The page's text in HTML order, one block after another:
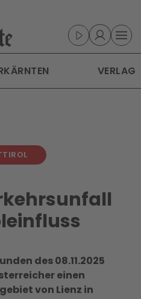
VERLAG
des 08.11.2025
einen
von Lienz in